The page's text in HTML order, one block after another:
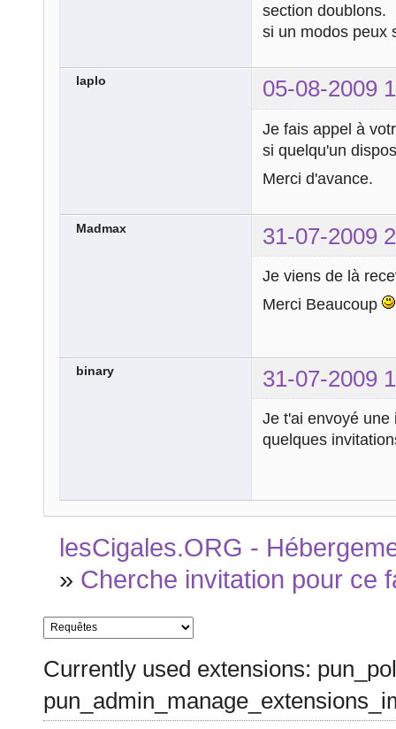
section doublons.
si un modos peux
laplo 05-08-2009
Je fais appel à
si quelqu'un
Merci d'avance.
Madmax 31-07-2009
Je viens de là
Merci Beaucoup
binary 31-07-2009
Je t'ai envoyé une
quelques
lesCigales.ORG -
» Cherche invitation pour ce
Currently used extensions: